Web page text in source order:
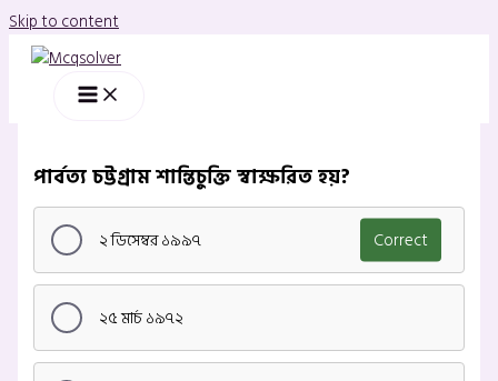
Skip to content
পার্বত্য চট্টগ্রাম শান্তিচুক্তি স্বাক্ষরিত হয়?
২ ডিসেম্বর ১৯৯৭ Correct
২৫ মার্চ ১৯৭২